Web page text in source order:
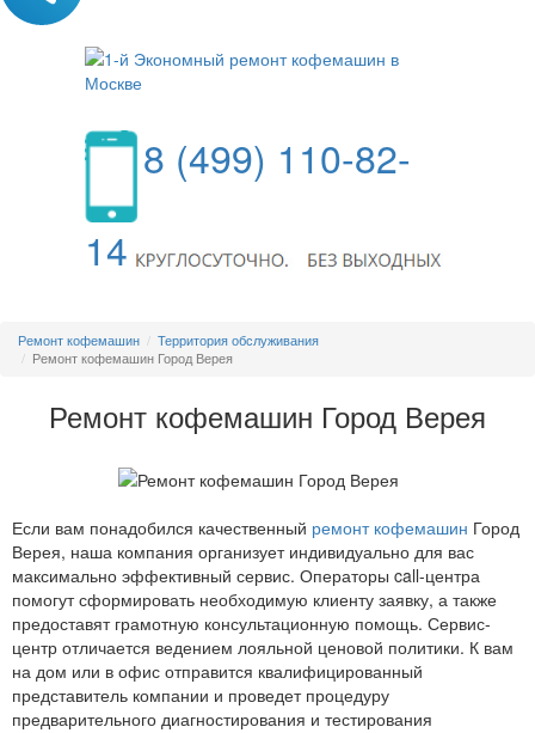
8 (499) 110-82-
14
Ремонт кофемашин
Территория обслуживания
Ремонт кофемашин Город Верея
Ремонт кофемашин Город Верея
Если вам понадобился качественный ремонт кофемашин Город
Верея, наша компания организует индивидуально для вас
максимально эффективный сервис. Операторы call-центра
помогут сформировать необходимую клиенту заявку, а также
предоставят грамотную консультационную помощь. Сервис-
центр отличается ведением лояльной ценовой политики. К вам
на дом или в офис отправится квалифицированный
представитель компании и проведет процедуру
предварительного диагностирования и тестирования